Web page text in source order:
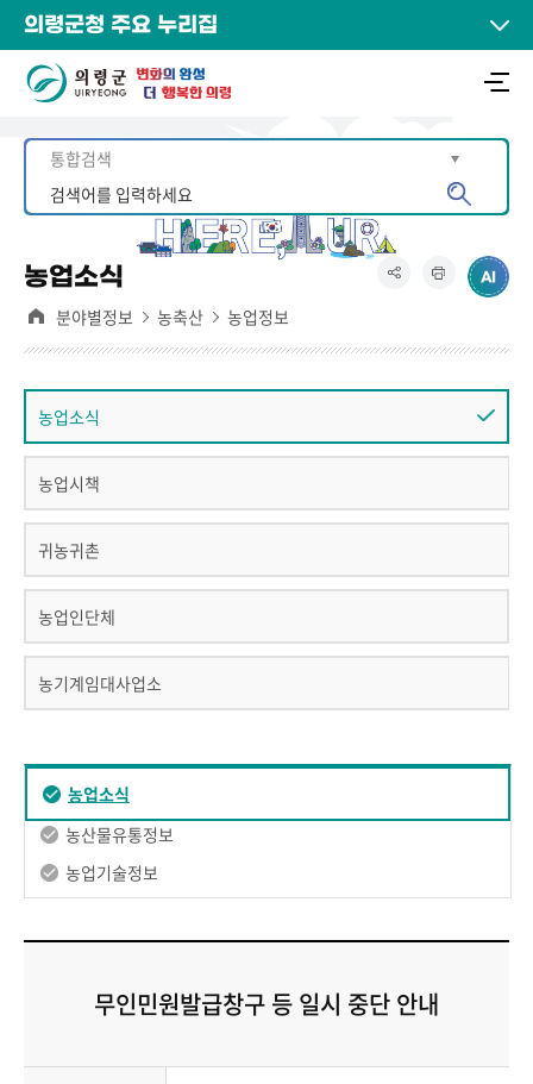
의령군청 주요 누리집
농업소식
분야별정보 농축산 농업정보
농업소식
농업시책
귀농귀촌
농업인단체
농기계임대사업소
농업소식
농산물유통정보
농업기술정보
무인민원발급창구 등 일시 중단 안내